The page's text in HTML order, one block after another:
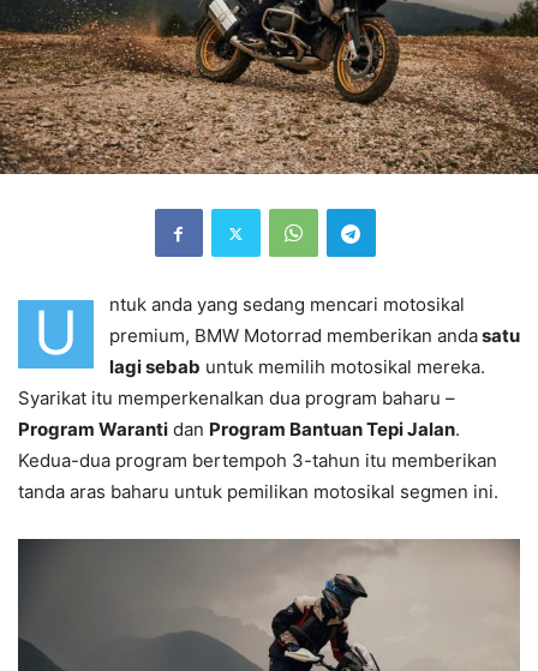
U
ntuk anda yang sedang mencari motosikal
premium, BMW Motorrad memberikan andasatu
lagi sebab untuk memilih motosikal mereka.
Syarikat itu memperkenalkan dua program baharu –
Program Waranti dan Program Bantuan Tepi Jalan.
Kedua-dua program bertempoh 3-tahun itu memberikan
tanda aras baharu untuk pemilikan motosikal segmen ini.